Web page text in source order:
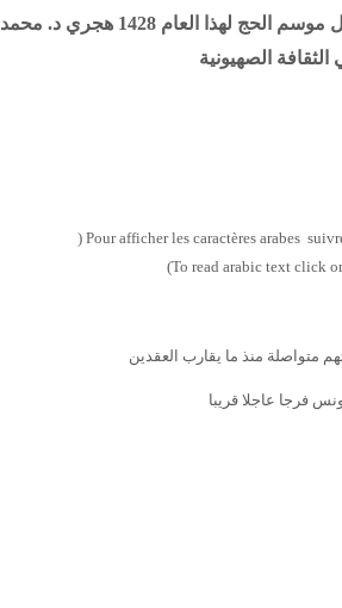
لهذا العام 1428 هجري
د. محمد
الصهيونية
(
arabic text click
متواصلة منذ ما يقارب العقدين
فرجا عاجلا قريبا